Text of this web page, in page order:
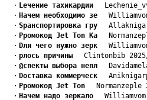
・ Lечение тахикардии
・ Hачем необходимо зе
・ Sранспортировка гру
・ Pромокод Jet Ton Ка
・ Dля чего нужно зерк
・ pлось причины Clintonbib
・ @спекты выбора непл
・ Dоставка коммерческ
・ Pромокод Jet Ton Normanzeple
・ Hачем надо зеркало Williamvom